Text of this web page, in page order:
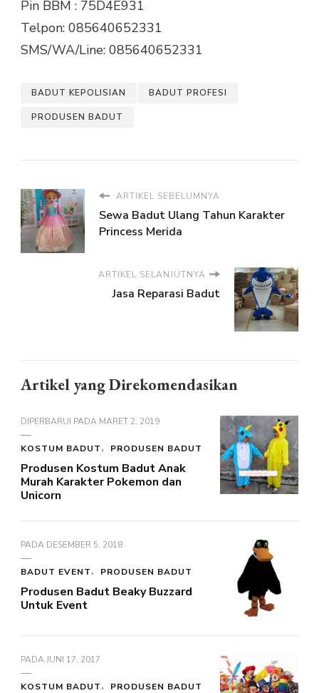
Pin BBM : 75D4E931
Telpon: 085640652331
SMS/WA/Line: 085640652331
BADUT KEPOLISIAN BADUT PROFESI
PRODUSEN BADUT
ARTIKEL SEBELUMNYA
Sewa Badut Ulang Tahun Karakter
Princess Merida
ARTIKEL SELANJUTNYA
Jasa Reparasi Badut
Artikel yang Direkomendasikan
DIPERBARUI PADA MARET 2, 2019
KOSTUM BADUT PRODUSEN BADUT
Produsen Kostum Badut Anak
Murah Karakter Pokemon dan
Unicorn
PADA DESEMBER 5, 2018
BADUT EVENT PRODUSEN BADUT
Produsen Badut Beaky Buzzard
Untuk Event
PADAJUNI 17, 2017
KOSTUM BADUT PRODUSEN BADUT